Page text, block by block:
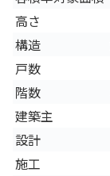
高さ
構造
戸数
階数
建築主
設計
施工